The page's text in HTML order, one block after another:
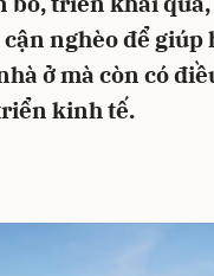
nghèo để giúp
ở mà còn có
kinh tế.